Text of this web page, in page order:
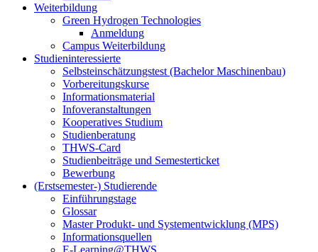
Weiterbildung
Green Hydrogen Technologies
Anmeldung
Campus Weiterbildung
Studieninteressierte
Selbsteinschätzungstest (Bachelor Maschinenbau)
Vorbereitungskurse
Informationsmaterial
Infoveranstaltungen
Kooperatives Studium
Studienberatung
THWS-Card
Studienbeiträge und Semesterticket
Bewerbung
(Erstsemester-) Studierende
Einführungstage
Glossar
Master Produkt- und Systementwicklung (MPS)
Informationsquellen
E-Learning@THWS